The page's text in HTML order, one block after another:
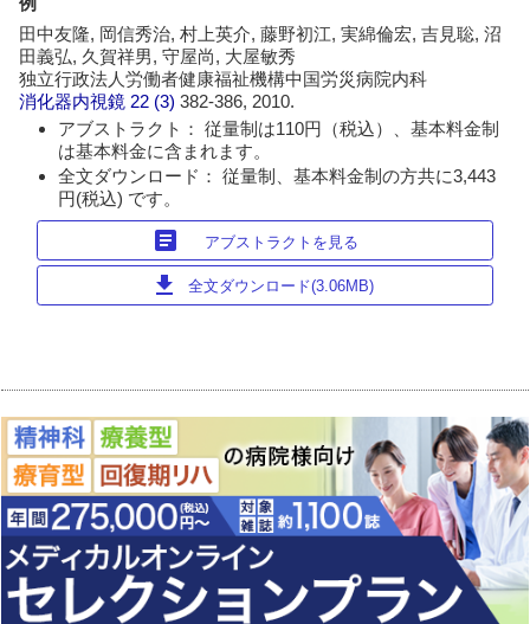
田中友隆, 岡信秀治, 村上英介, 藤野初江, 実綿倫宏, 吉見聡, 沼
田義弘, 久賀祥男, 守屋尚, 大屋敏秀
独立行政法人労働者健康福祉機構中国労災病院内科
消化器内視鏡 22 (3)382-386, 2010.
アブストラクト： 従量制は110円（税込）、基本料金制
は基本料金に含まれます。
全文ダウンロード： 従量制、基本料金制の方共に3,443
円(税込) です。
article アブストラクトを見る
download 全文ダウンロード(3.06MB)